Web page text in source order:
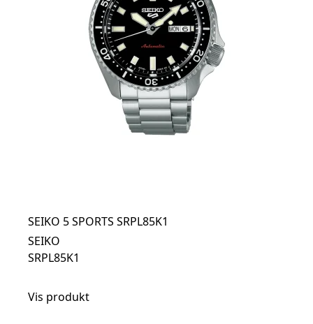
SEIKO 5 SPORTS SRPL85K1
SEIKO
SRPL85K1
Vis produkt